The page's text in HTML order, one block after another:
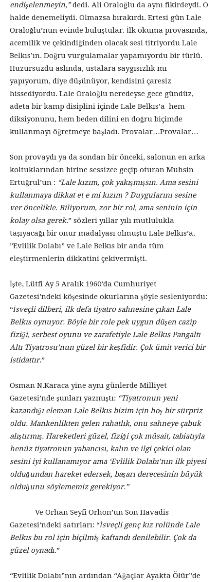
endişelenmeyin,”dedi. Ali Oraloğlu da aynı fikirdeydi. O
halde denemeliydi. Olmazsa bırakırdı. Ertesi gün Lale
Oraloğlu’nun evinde buluştular. İlk okuma provasında,
acemilik ve çekindiğinden olacak sesi titriyordu Lale
Belkıs’ın. Doğru vurgulamalar yapamıyordu bir türlü.
Huzursuzdu aslında, ustalara saygısızlık mı
yapıyorum, diye düşünüyor, kendisini çaresiz
hissediyordu. Lale Oraloğlu neredeyse gece gündüz,
adeta bir kamp disiplini içinde Lale Belkıs’a hem
diksiyonunu, hem beden dilini en doğru biçimde
kullanmayı öğretmeye başladı. Provalar…Provalar…
Son provaydı ya da sondan bir önceki, salonun en arka
koltuklarından birine sessizce geçip oturan Muhsin
Ertuğrul’un : “Lale kızım, çok yakışmışsın. Ama sesini
kullanmaya dikkat et e mi kızım ? Duygularını sesine
ver öncelikle. Biliyorum, zor bir rol, ama seninin için
kolay olsa gerek.” sözleri yıllar yılı mutlulukla
taşıyacağı bir onur madalyası olmuştu Lale Belkıs’a.
”Evlilik Dolabı” ve Lale Belkıs bir anda tüm
eleştirmenlerin dikkatini çekivermişti.
İşte, Lütfi Ay 5 Aralık 1960’da Cumhuriyet
Gazetesi’ndeki köşesinde okurlarına şöyle sesleniyordu:
“İsveçli dilberi, ilk defa tiyatro sahnesine çıkan Lale
Belkıs oynuyor. Böyle bir role pek uygun düşen cazip
fiziği, serbest oyunu ve zarafetiyle Lale Belkıs Pangaltı
Altı Tiyatrosu’nun güzel bir keşfidir. Çok ümit verici bir
istidattır.”
Osman N.Karaca yine aynı günlerde Milliyet
Gazetesi’nde şunları yazmıştı: “Tiyatronun yeni
kazandığı eleman Lale Belkıs bizim için hoş bir sürpriz
oldu. Mankenlikten gelen rahatlık, onu sahneye çabuk
alıştırmış. Hareketleri güzel, fiziği çok müsait, tabiatıyla
henüz tiyatronun yabancısı, kalın ve ilgi çekici olan
sesini iyi kullanamıyor ama ‘Evlilik Dolabı’nın ilk piyesi
olduğundan hareket edersek, başarı derecesinin büyük
olduğunu söylememiz gerekiyor.”
Ve Orhan Seyfi Orhon’un Son Havadis
Gazetesi’ndeki satırları: “İsveçli genç kız rolünde Lale
Belkıs bu rol için biçilmiş kaftandı denilebilir. Çok da
güzel oynadı.”
“Evlilik Dolabı”nın ardından “Ağaçlar Ayakta Ölür”de